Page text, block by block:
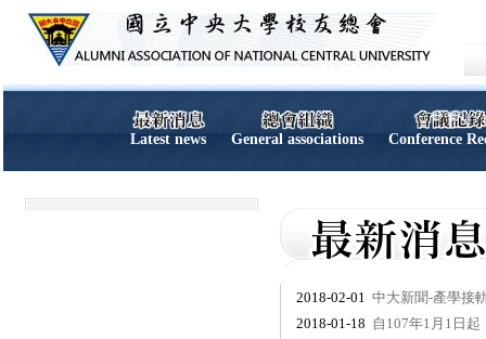
Latest news General associations Conference
2018-02-01 中大新聞-產學接
2018-01-18 自107年1月1日